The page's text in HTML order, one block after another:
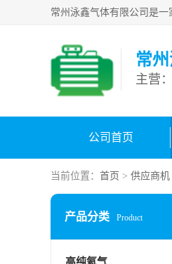
常
主营
公司首页
当前位置： 首页 > 供应商机
产品分类 Product